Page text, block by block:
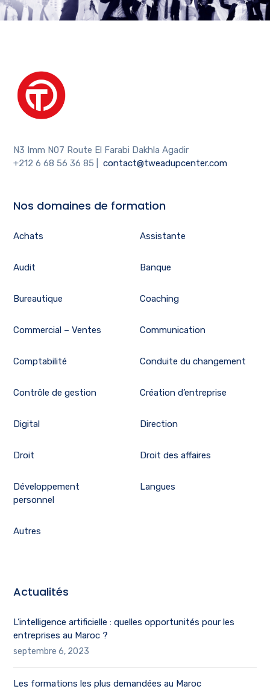
N3 Imm N07 Route El Farabi Dakhla Agadir
+212 6 68 56 36 85
|contact@tweadupcenter.com
Nos domaines de formation
Achats Assistante
Audit Banque
Bureautique Coaching
Commercial – Ventes Communication
Comptabilité Conduite du changement
Contrôle de gestion Création d’entreprise
Digital Direction
Droit Droit des affaires
Développement
personnel
Langues
Autres
Actualités
L’intelligence artificielle : quelles opportunités pour les
entreprises au Maroc ?
septembre 6, 2023
Les formations les plus demandées au Maroc